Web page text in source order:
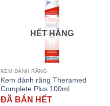
HẾT HÀNG
KEM ĐÁNH RĂNG
Kem đánh răng Theramed
Complete Plus 100ml
ĐÃ BÁN HẾT